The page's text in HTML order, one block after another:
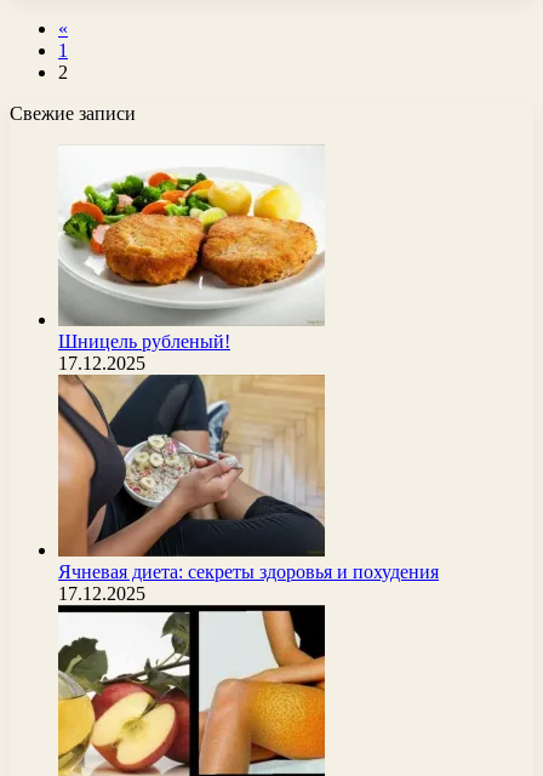
«
1
2
Свежие записи
Шницель рубленый!
17.12.2025
Ячневая диета: секреты здоровья и похудения
17.12.2025